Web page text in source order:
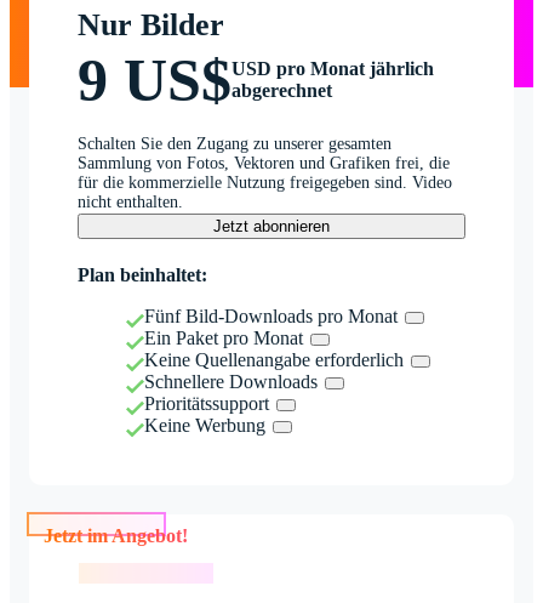
Nur Bilder
9 US$USD pro Monat jährlich
abgerechnet
Schalten Sie den Zugang zu unserer gesamten
Sammlung von Fotos, Vektoren und Grafiken frei, die
für die kommerzielle Nutzung freigegeben sind. Video
nicht enthalten.
Jetzt abonnieren
Plan beinhaltet:
Fünf Bild-Downloads pro Monat
Ein Paket pro Monat
Keine Quellenangabe erforderlich
Schnellere Downloads
Prioritätssupport
Keine Werbung
Jetzt im Angebot!